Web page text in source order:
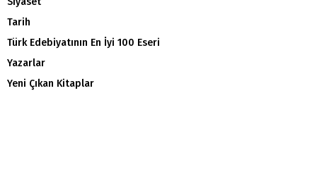
Tarih
Türk Edebiyatının En İyi 100 Eseri
Yazarlar
Yeni Çıkan Kitaplar